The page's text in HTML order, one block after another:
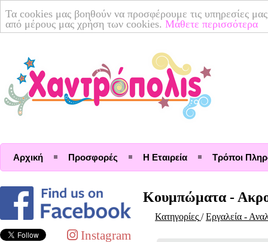
Τα cookies μας βοηθούν να προσφέρουμε τις υπηρεσίες
από μέρους μας χρήση των cookies. Μάθετε περισσότερα
Αρχική Προσφορές Η Εταιρεία Τρόποι
Instagram
Κουμπώματα -
Κατηγορίες /Εργαλεία -